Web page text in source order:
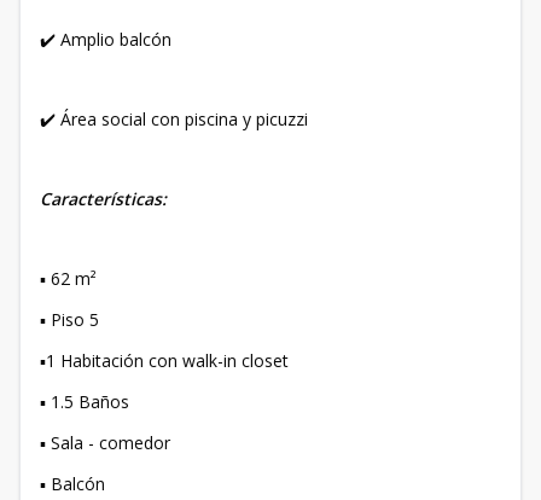
✔️ Amplio balcón
✔️ Área social con piscina y picuzzi
Características:
▪️ 62 m²
▪️ Piso 5
▪️1 Habitación con walk-in closet
▪️ 1.5 Baños
▪️ Sala - comedor
▪️ Balcón